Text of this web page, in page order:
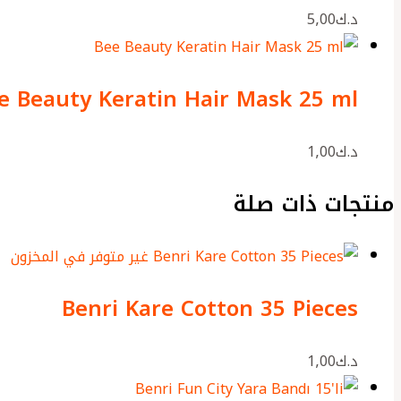
د.ك5٫00
Beauty Keratin Hair Mask 25 ml
د.ك1٫00
منتجات ذات صلة
غير متوفر في المخزون
Benri Kare Cotton 35 Pieces
د.ك1٫00